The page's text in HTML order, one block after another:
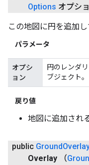
Options オプショ
この地図に円を追加し
パラメータ
オプシ
ョン
円のレンダ
ブジェクト。
戻り値
地図に追加され
public Ground
Overlay
（